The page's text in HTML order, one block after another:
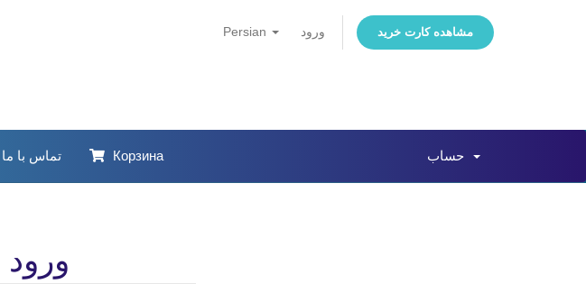
Persian ورود مشاهده کارت خرید
تماس با ما Корзина
ورود